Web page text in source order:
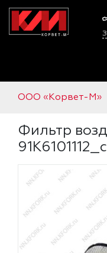
ООО «Корвет-М»
Фильтр